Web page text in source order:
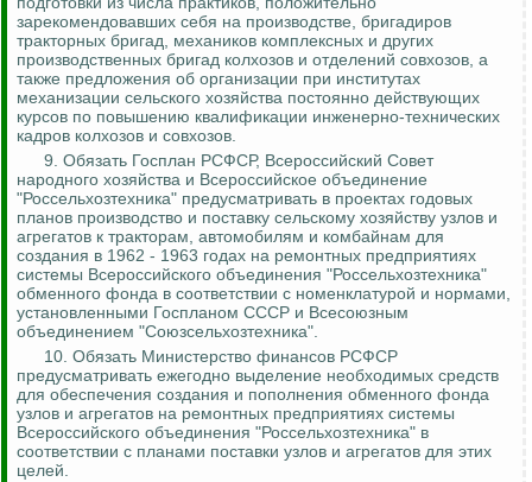
зарекомендовавших себя на производстве, бригадиров
тракторных бригад, механиков комплексных и других
производственных бригад колхозов и отделений совхозов, а
также предложения об организации при институтах
механизации сельского хозяйства постоянно действующих
курсов по повышению квалификации инженерно-технических
кадров колхозов и совхозов.
9. Обязать Госплан РСФСР, Всероссийский Совет
народного хозяйства и Всероссийское объединение
"Россельхозтехника" предусматривать в проектах годовых
планов производство и поставку сельскому хозяйству узлов и
агрегатов к тракторам, автомобилям и комбайнам для
создания в 1962 - 1963 годах на ремонтных предприятиях
системы Всероссийского объединения "Россельхозтехника"
обменного фонда в соответствии с номенклатурой и нормами,
установленными Госпланом СССР и Всесоюзным
объединением "Союзсельхозтехника".
10. Обязать Министерство финансов РСФСР
предусматривать ежегодно выделение необходимых средств
для обеспечения создания и пополнения обменного фонда
узлов и агрегатов на ремонтных предприятиях системы
Всероссийского объединения "Россельхозтехника" в
соответствии с планами поставки узлов и агрегатов для этих
целей.